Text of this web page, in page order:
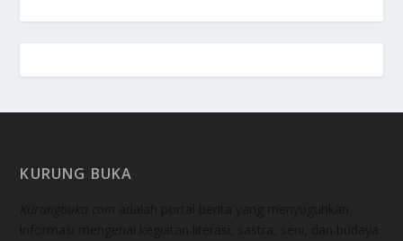
KURUNG BUKA